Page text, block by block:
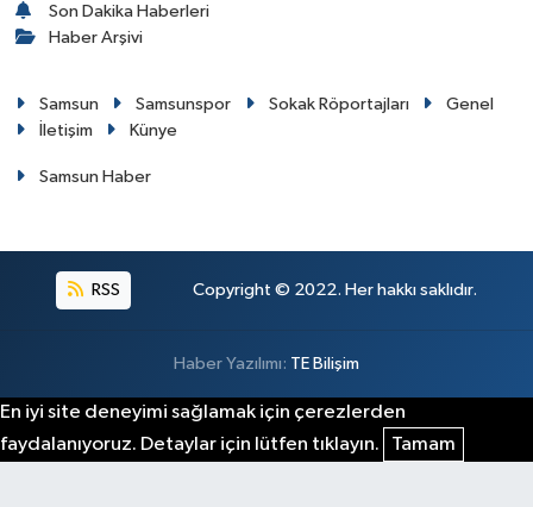
Son Dakika Haberleri
Haber Arşivi
Samsun Samsunspor Sokak Röportajları
Genel
İletişim
Künye
Samsun Haber
RSS Copyright © 2022. Her hakkı saklıdır.
Haber Yazılımı: TE Bilişim
En iyi site deneyimi sağlamak için çerezlerden
faydalanıyoruz. Detaylar için lütfen tıklayın.
Tamam